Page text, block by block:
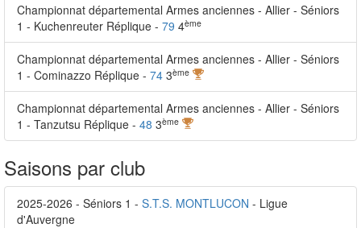
Championnat départemental Armes anciennes - Allier - Séniors
1 - Kuchenreuter Réplique - 79 4ème
Championnat départemental Armes anciennes - Allier - Séniors
1 - Cominazzo Réplique - 74 3ème
Championnat départemental Armes anciennes - Allier - Séniors
1 - Tanzutsu Réplique - 48 3ème
Saisons par club
2025-2026 - Séniors 1 - S.T.S. MONTLUCON - Ligue
d'Auvergne